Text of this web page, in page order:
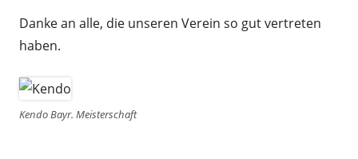
Danke an alle, die unseren Verein so gut vertreten
haben.
Kendo Bayr. Meisterschaft